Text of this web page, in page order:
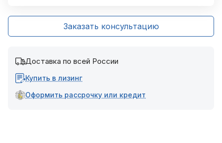
Заказать консультацию
Доставка по всей России
Купить в лизинг
Оформить рассрочку или кредит